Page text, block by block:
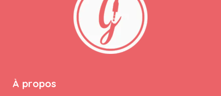
À propos